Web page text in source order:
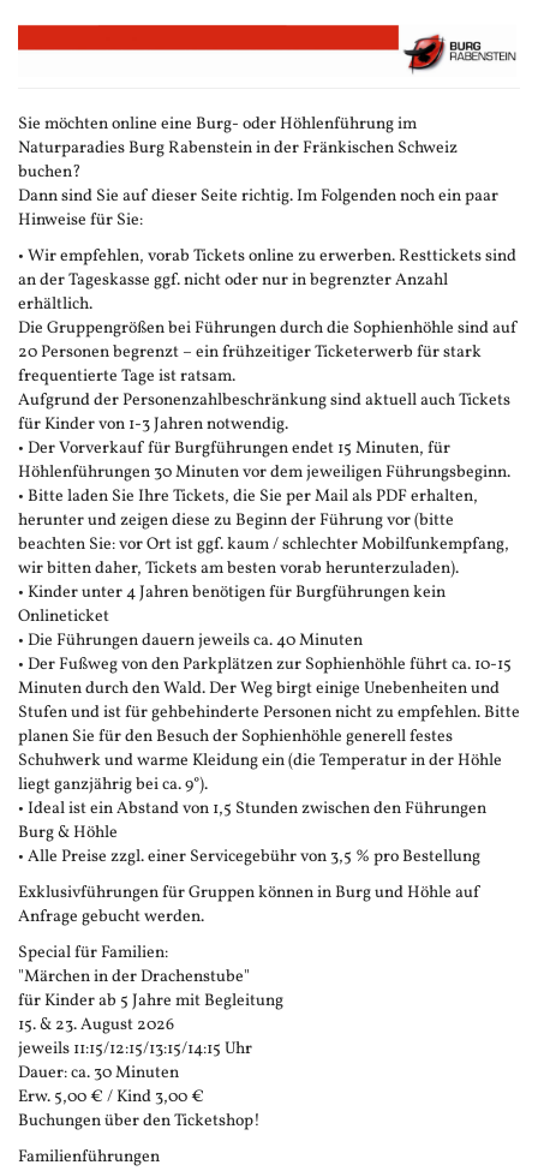
Zum
Haupt-
Sie möchten online eine Burg- oder Höhlenführung im
Naturparadies Burg Rabenstein in der Fränkischen Schweiz
buchen?
Dann sind Sie auf dieser Seite richtig. Im Folgenden noch ein paar
Hinweise für Sie:
• Wir empfehlen, vorab Tickets online zu erwerben. Resttickets sind
an der Tageskasse ggf. nicht oder nur in begrenzter Anzahl
erhältlich.
Die Gruppengrößen bei Führungen durch die Sophienhöhle sind auf
20 Personen begrenzt – ein frühzeitiger Ticketerwerb für stark
frequentierte Tage ist ratsam.
Aufgrund der Personenzahlbeschränkung sind aktuell auch Tickets
für Kinder von 1-3 Jahren notwendig.
• Der Vorverkauf für Burgführungen endet 15 Minuten, für
Höhlenführungen 30 Minuten vor dem jeweiligen Führungsbeginn.
• Bitte laden Sie Ihre Tickets, die Sie per Mail als PDF erhalten,
herunter und zeigen diese zu Beginn der Führung vor (bitte
beachten Sie: vor Ort ist ggf. kaum / schlechter Mobilfunkempfang,
wir bitten daher, Tickets am besten vorab herunterzuladen).
• Kinder unter 4 Jahren benötigen für Burgführungen kein
Onlineticket
• Die Führungen dauern jeweils ca. 40 Minuten
• Der Fußweg von den Parkplätzen zur Sophienhöhle führt ca. 10-15
Minuten durch den Wald. Der Weg birgt einige Unebenheiten und
Stufen und ist für gehbehinderte Personen nicht zu empfehlen. Bitte
planen Sie für den Besuch der Sophienhöhle generell festes
Schuhwerk und warme Kleidung ein (die Temperatur in der Höhle
liegt ganzjährig bei ca. 9°).
• Ideal ist ein Abstand von 1,5 Stunden zwischen den Führungen
Burg & Höhle
• Alle Preise zzgl. einer Servicegebühr von 3,5 % pro Bestellung
Exklusivführungen für Gruppen können in Burg und Höhle auf
Anfrage gebucht werden.
Special für Familien:
"Märchen in der Drachenstube"
für Kinder ab 5 Jahre mit Begleitung
15. & 23. August 2026
jeweils 11:15/12:15/13:15/14:15 Uhr
Dauer: ca. 30 Minuten
Erw. 5,00 € / Kind 3,00 €
Buchungen über den Ticketshop!
Familienführungen